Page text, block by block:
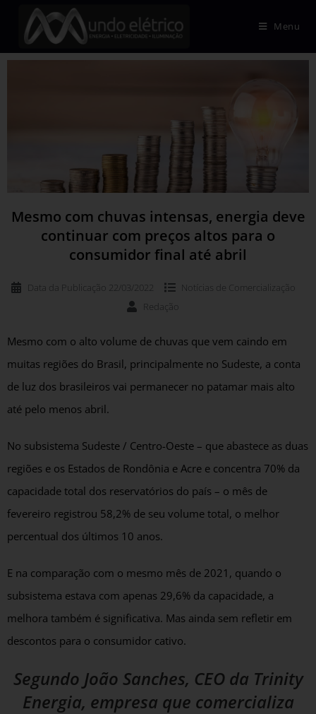
Menu
Mesmo com chuvas intensas, energia deve
continuar com preços altos para o
consumidor final até abril
Data da Publicação 22/03/2022 Notícias de Comercialização
Redação
Mesmo com o alto volume de chuvas que vem caindo em
muitas regiões do Brasil, principalmente no Sudeste, a conta
de luz dos brasileiros vai permanecer no patamar mais alto
até pelo menos abril.
No subsistema Sudeste / Centro-Oeste – que abastece as duas
regiões e os Estados de Rondônia e Acre e concentra 70% da
capacidade total dos reservatórios do país – o mês de
fevereiro registrou 58,2% de seu volume total, o melhor
percentual dos últimos 10 anos.
E na comparação com o mesmo mês de 2021, quando o
subsistema estava com apenas 29,6% da capacidade, a
melhora também é significativa. Mas ainda sem refletir em
descontos para o consumidor cativo.
Segundo João Sanches, CEO da Trinity
Energia, empresa que comercializa